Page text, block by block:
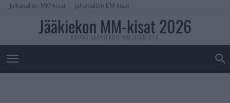
Jalkapallon MM-kisat Jalkapallon EM-kisat
Jääkiekon MM-kisat 2026
KAIKKI JÄÄKIEKON MM-KISOISTA